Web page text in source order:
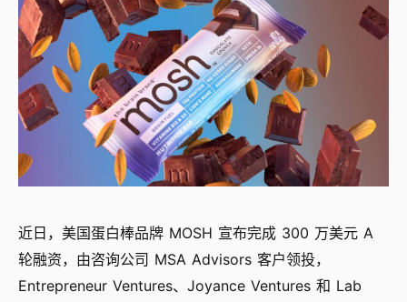
近日，美国蛋白棒品牌 MOSH 宣布完成 300 万美元 A
轮融资，由咨询公司 MSA Advisors 客户领投，
Entrepreneur Ventures、Joyance Ventures 和 Lab